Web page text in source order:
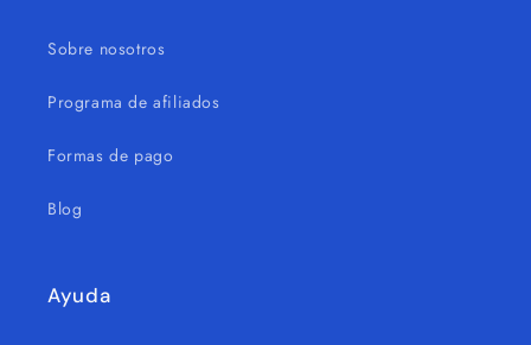
Sobre nosotros
Programa de afiliados
Formas de pago
Blog
Ayuda